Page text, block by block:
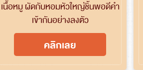
เนื้อหมู ผัดกับหอมหัวใหญ่ชิ้นพอดีคำ
เข้ากันอย่างลงตัว
คลิกเลย